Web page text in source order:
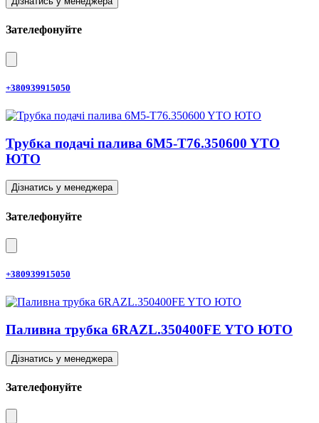
Зателефонуйте
+380939915050
Трубка подачі палива 6M5-T76.350600 YTO
ЮТО
Дізнатись у менеджера
Зателефонуйте
+380939915050
Паливна трубка 6RAZL.350400FE YTO ЮТО
Дізнатись у менеджера
Зателефонуйте